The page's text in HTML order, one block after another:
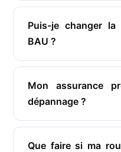
Puis-je changer
BAU ?
Mon assurance
dépannage ?
Que faire si ma